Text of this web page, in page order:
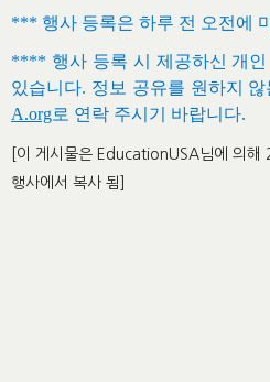
*** 행사 등록은 하루 전 오전에
**** 행사 등록 시 제공하신 개
있습니다. 정보 공유를 원하지 않
A.org로 연락 주시기 바랍니다.
[이 게시물은 EducationUSA님에 의
행사에서 복사 됨]